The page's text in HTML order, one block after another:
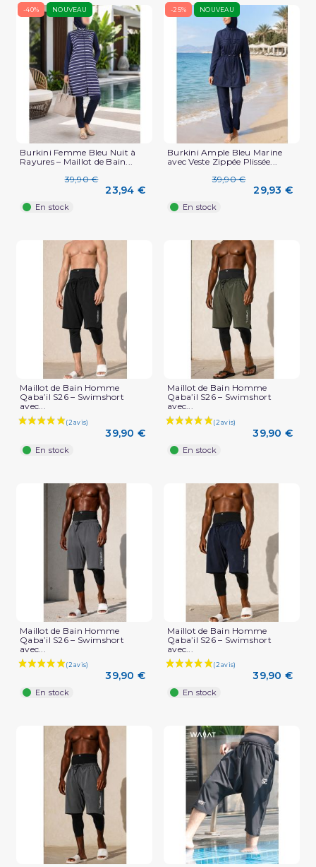
-40% NOUVEAU
Burkini Femme Bleu Nuit à
Rayures – Maillot de Bain...
39,90 €
23,94 €
En stock
-25% NOUVEAU
Burkini Ample Bleu Marine
avec Veste Zippée Plissée...
39,90 €
29,93 €
En stock
Maillot de Bain Homme
Qaba’il S26 – Swimshort
avec...
39,90 €
En stock
Maillot de Bain Homme
Qaba’il S26 – Swimshort
avec...
39,90 €
En stock
Maillot de Bain Homme
Qaba’il S26 – Swimshort
avec...
39,90 €
En stock
Maillot de Bain Homme
Qaba’il S26 – Swimshort
avec...
39,90 €
En stock